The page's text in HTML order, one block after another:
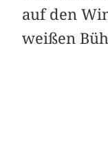
auf den
weißen